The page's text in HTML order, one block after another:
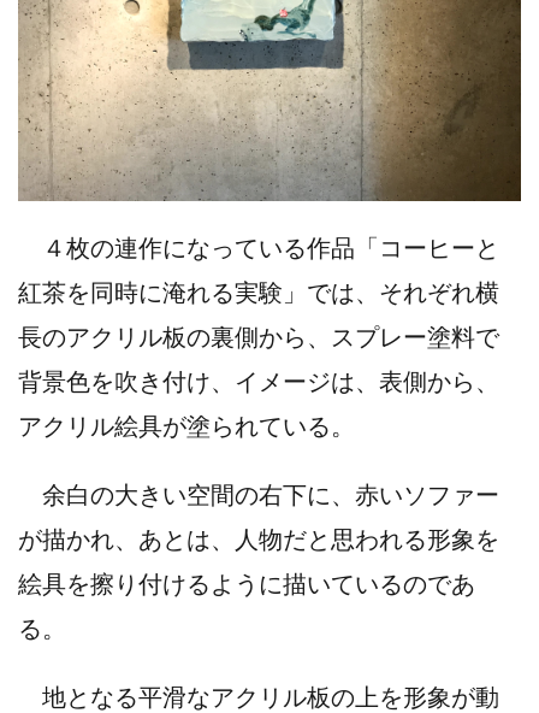
４枚の連作になっている作品「コーヒーと
紅茶を同時に淹れる実験」では、それぞれ横
長のアクリル板の裏側から、スプレー塗料で
背景色を吹き付け、イメージは、表側から、
アクリル絵具が塗られている。
余白の大きい空間の右下に、赤いソファー
が描かれ、あとは、人物だと思われる形象を
絵具を擦り付けるように描いているのであ
る。
地となる平滑なアクリル板の上を形象が動